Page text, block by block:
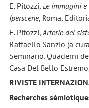
E. Pitozzi, Le immagini
Iperscene, Roma,
E. Pitozzi, Arterie del
Raffaello Sanzio (a
Seminario, Quaderni
Casa Del Bello
RIVISTE
Recherches